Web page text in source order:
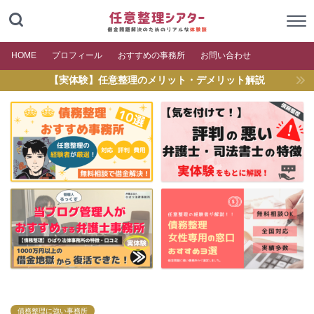
HOME プロフィール おすすめの事務所 お問い合わせ
【実体験】任意整理のメリット・デメリット解説
債務整理に強い事務所